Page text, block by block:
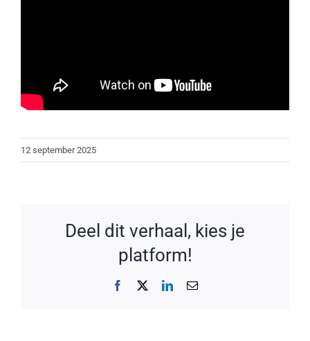
12 september 2025
Deel dit verhaal, kies je
platform!
Facebook LinkedIn
E-